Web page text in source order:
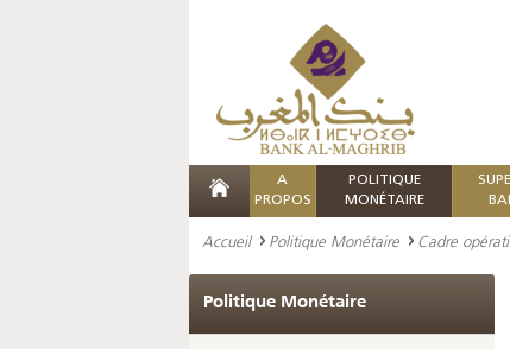
A
PROPOS
POLITIQUE
MONÉTAIRE
Accueil Politique Monétaire Cadre
Politique Monétaire